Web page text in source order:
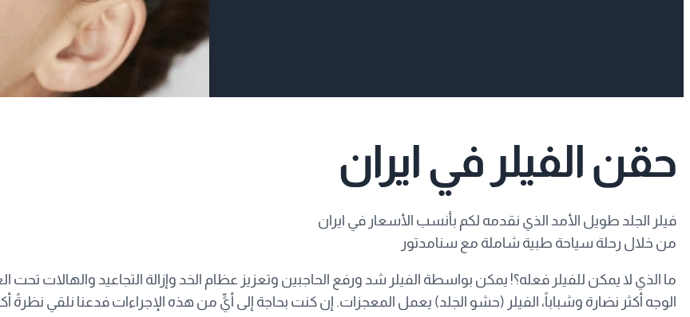
حقن الفيلر في ايران
فيلر الجلد طويل الأمد الذي نقدمه لكم بأنسب الأسعار في ايران
من خلال رحلة سياحة طبية شاملة مع سنامدتور
ما الذي لا يمكن للفيلر فعله؟! يمكن بواسطة الفيلر شد ورفع الحاجبين وتعزيز عظام الخد وإزالة التجاعيد
الوجه أكثر نضارة وشباباً، الفيلر (حشو الجلد) يعمل المعجزات. إن كنت بحاجة إلى أيٍّ من هذه الإجراءات فدعنا نلقي نظرةً